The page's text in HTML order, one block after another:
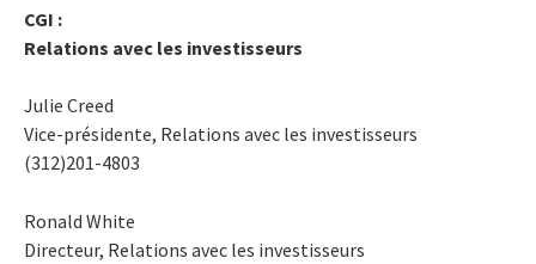
CGI :
Relations avec les investisseurs
Julie Creed
Vice-présidente, Relations avec les investisseurs
(312)201-4803
Ronald White
Directeur, Relations avec les investisseurs